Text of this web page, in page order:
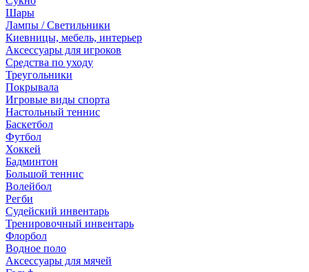
Шары
Лампы / Светильники
Киевницы, мебель, интерьер
Аксессуары для игроков
Средства по уходу
Треугольники
Покрывала
Игровые виды спорта
Настольный теннис
Баскетбол
Футбол
Хоккей
Бадминтон
Большой теннис
Волейбол
Регби
Судейский инвентарь
Тренировочный инвентарь
Флорбол
Водное поло
Аксессуары для мячей